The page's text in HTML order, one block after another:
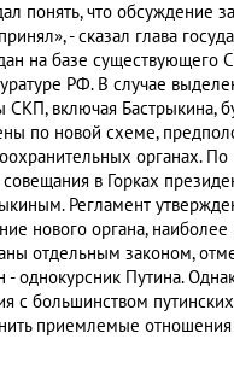
понять, что обсуждение
- сказал глава
на базе существующего
РФ. В случае
СКП, включая Бастрыкина,
по новой схеме,
органах.
совещания в Горках
Регламент
нового органа, наиболее
отдельным законом,
- однокурсник Путина.
с большинством
приемлемые отношения